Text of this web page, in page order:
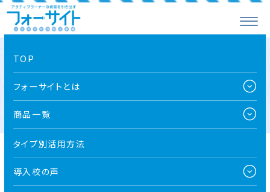
TOP
フォーサイトとは
商品一覧
タイプ別活用方法
導入校の声
サポート一覧